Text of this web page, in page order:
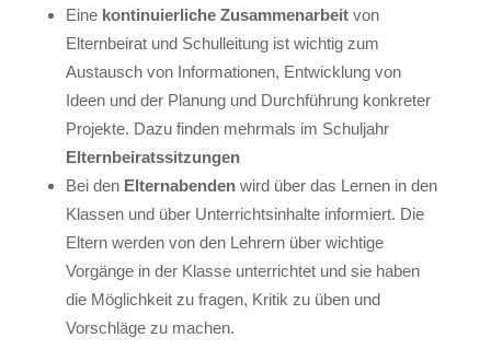
Eine kontinuierliche Zusammenarbeitvon
Elternbeirat und Schulleitung ist wichtig zum
Austausch von Informationen, Entwicklung von
Ideen und der Planung und Durchführung konkreter
Projekte. Dazu finden mehrmals im Schuljahr
Elternbeiratssitzungen
Bei den Elternabendenwird über das Lernen in den
Klassen und über Unterrichtsinhalte informiert. Die
Eltern werden von den Lehrern über wichtige
Vorgänge in der Klasse unterrichtet und sie haben
die Möglichkeit zu fragen, Kritik zu üben und
Vorschläge zu machen.